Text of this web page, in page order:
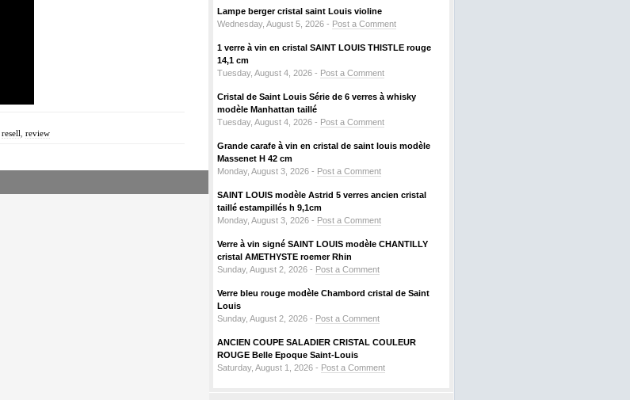
resell review
Lampe berger cristal saint Louis violine
Wednesday, August 5, 2026 - Post a Comment
1 verre à vin en cristal SAINT LOUIS THISTLE rouge
14,1 cm
Tuesday, August 4, 2026 - Post a Comment
Cristal de Saint Louis Série de 6 verres à whisky
modèle Manhattan taillé
Tuesday, August 4, 2026 - Post a Comment
Grande carafe à vin en cristal de saint louis modèle
Massenet H 42 cm
Monday, August 3, 2026 - Post a Comment
SAINT LOUIS modèle Astrid 5 verres ancien cristal
taillé estampillés h 9,1cm
Monday, August 3, 2026 - Post a Comment
Verre à vin signé SAINT LOUIS modèle CHANTILLY
cristal AMETHYSTE roemer Rhin
Sunday, August 2, 2026 - Post a Comment
Verre bleu rouge modèle Chambord cristal de Saint
Louis
Sunday, August 2, 2026 - Post a Comment
ANCIEN COUPE SALADIER CRISTAL COULEUR
ROUGE Belle Epoque Saint-Louis
Saturday, August 1, 2026 - Post a Comment